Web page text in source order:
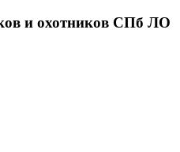
и охотников СПб ЛО